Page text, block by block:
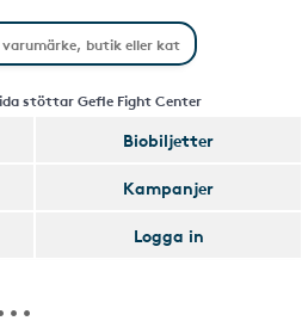
stöttar Gefle Fight Center
Biobiljetter
Kampanjer
Logga in